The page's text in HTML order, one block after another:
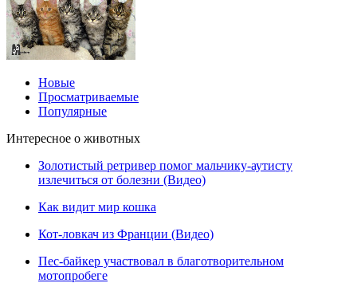
Новые
Просматриваемые
Популярные
Интересное о животных
Золотистый ретривер помог мальчику-аутисту
излечиться от болезни (Видео)
Как видит мир кошка
Кот-ловкач из Франции (Видео)
Пес-байкер участвовал в благотворительном
мотопробеге